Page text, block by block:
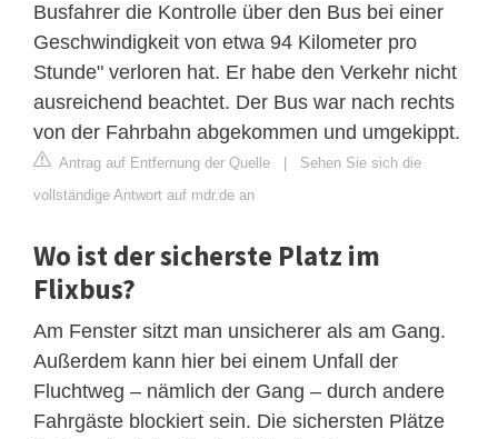
Busfahrer die Kontrolle über den Bus bei einer
Geschwindigkeit von etwa 94 Kilometer pro
Stunde" verloren hat. Er habe den Verkehr nicht
ausreichend beachtet. Der Bus war nach rechts
von der Fahrbahn abgekommen und umgekippt.
Antrag auf Entfernung der Quelle
Sehen Sie sich die
vollständige Antwort auf mdr.de an
Wo ist der sicherste Platz im
Flixbus?
Am Fenster sitzt man unsicherer als am Gang.
Außerdem kann hier bei einem Unfall der
Fluchtweg – nämlich der Gang – durch andere
Fahrgäste blockiert sein. Die sichersten Plätze